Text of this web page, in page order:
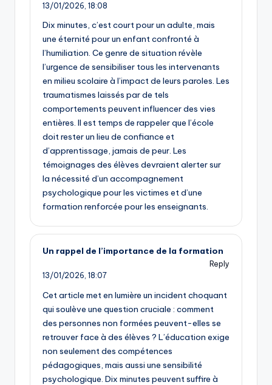
13/01/2026, 18:08
Dix minutes, c’est court pour un adulte, mais
une éternité pour un enfant confronté à
l’humiliation. Ce genre de situation révèle
l’urgence de sensibiliser tous les intervenants
en milieu scolaire à l’impact de leurs paroles. Les
traumatismes laissés par de tels
comportements peuvent influencer des vies
entières. Il est temps de rappeler que l’école
doit rester un lieu de confiance et
d’apprentissage, jamais de peur. Les
témoignages des élèves devraient alerter sur
la nécessité d’un accompagnement
psychologique pour les victimes et d’une
formation renforcée pour les enseignants.
Un rappel de l’importance de la formation
Reply
13/01/2026, 18:07
Cet article met en lumière un incident choquant
qui soulève une question cruciale : comment
des personnes non formées peuvent-elles se
retrouver face à des élèves ? L’éducation exige
non seulement des compétences
pédagogiques, mais aussi une sensibilité
psychologique. Dix minutes peuvent suffire à